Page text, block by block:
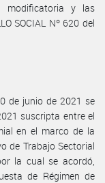
y las
SOCIAL Nº 620 del
de junio de 2021 se
suscripta entre el
en el marco de la
de Trabajo Sectorial
la cual se acordó,
de Régimen de